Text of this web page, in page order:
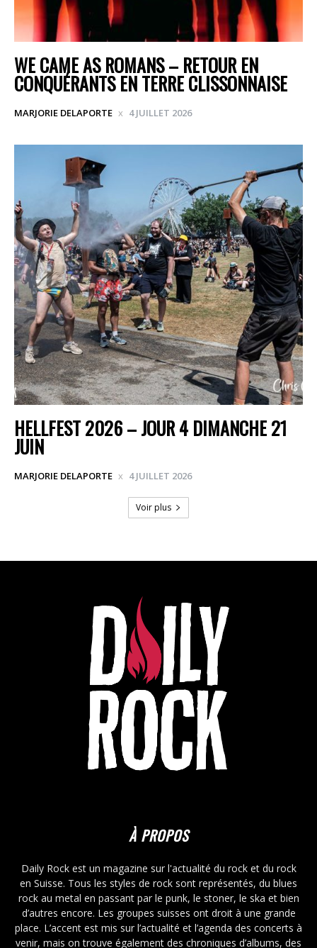
WE CAME AS ROMANS – RETOUR EN
CONQUÉRANTS EN TERRE CLISSONNAISE
MARJORIE DELAPORTE 4 JUILLET 2026
HELLFEST 2026 – JOUR 4 DIMANCHE 21
JUIN
MARJORIE DELAPORTE 4 JUILLET 2026
Voir plus
À PROPOS
Daily Rock est un magazine sur l'actualité du rock et du rock
en Suisse. Tous les styles de rock sont représentés, du blues
rock au metal en passant par le punk, le stoner, le ska et bien
d’autres encore. Les groupes suisses ont droit à une grande
place. L’accent est mis sur l’actualité et l’agenda des concerts à
venir, mais on trouve également des chroniques d’albums, des